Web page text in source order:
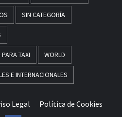
SIN CATEGORÍA
TAXI WORLD
E INTERNACIONALES
Legal Política de Cookies